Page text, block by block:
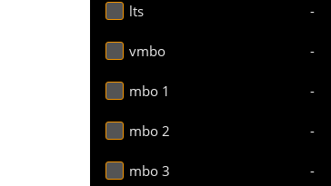
lts -
vmbo -
mbo 1 -
mbo 2 -
mbo 3 -